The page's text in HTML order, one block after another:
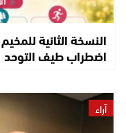
النسخة الثانية
اضطراب طيف التوحد
آراء